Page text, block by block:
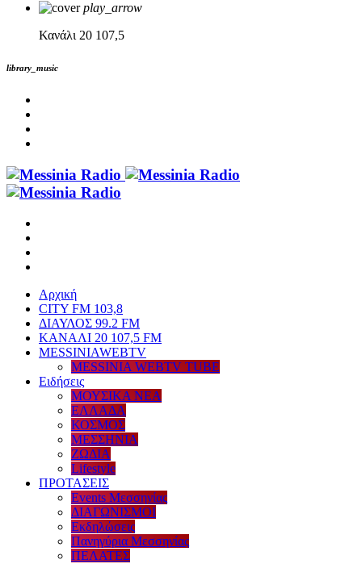
play_arrow
Κανάλι 20 107,5
library_music
Αρχική
CITY FM 103,8
ΔΙΑΥΛΟΣ 99.2 FM
ΚΑΝΑΛΙ 20 107,5 FM
MESSINIAWEBTV
MESSINIA WEBTV TUBE
Eιδήσεις
ΜΟΥΣΙΚΑ ΝΕΑ
ΕΛΛΑΔΑ
ΚΟΣΜΟΣ
ΜΕΣΣΗΝΙΑ
ΖΩΔΙΑ
Lifestyle
ΠΡΟΤΑΣΕΙΣ
Events Μεσσηνίας
ΔΙΑΓΩΝΙΣΜΟΙ
Εκδηλώσεις
Πανηγύρια Μεσσηνίας
ΠΕΛΑΤΕΣ